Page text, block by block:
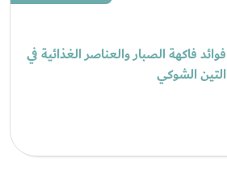
فوائد فاكهة الصبار والعناصر الغذائية في
التين الشوكي